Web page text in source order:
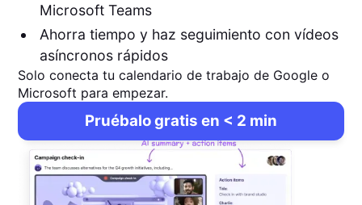
Microsoft Teams
Ahorra tiempo y haz seguimiento con vídeos
asíncronos rápidos
Solo conecta tu calendario de trabajo de Google o
Microsoft para empezar.
Pruébalo gratis en < 2 min